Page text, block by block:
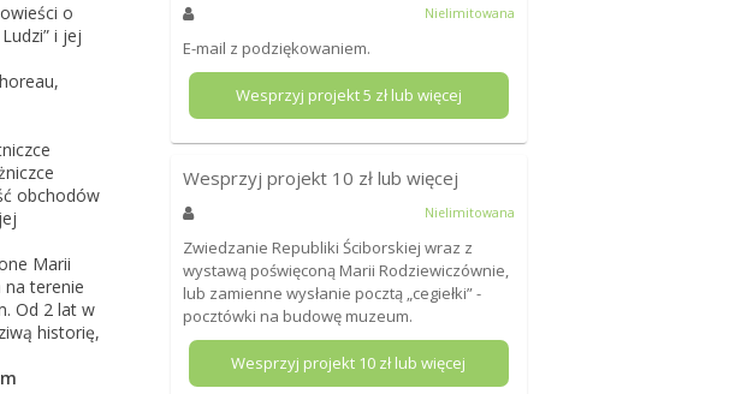
o
i jej
obchodów
Marii
na terenie
Od 2 lat w
historię,
Nielimitowana
E-mail z podziękowaniem.
Wesprzyj projekt5 zł lub więcej
Wesprzyj projekt 10 zł lub więcej
Nielimitowana
Zwiedzanie Republiki Ściborskiej wraz z
wystawą poświęconą Marii Rodziewiczównie,
lub zamienne wysłanie pocztą „cegiełki” -
pocztówki na budowę muzeum.
Wesprzyj projekt 10 zł lub więcej